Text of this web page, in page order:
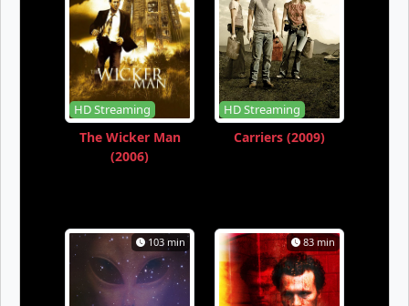
HD Streaming
The Wicker Man
(2006)
HD Streaming
Carriers (2009)
103 min 83 min